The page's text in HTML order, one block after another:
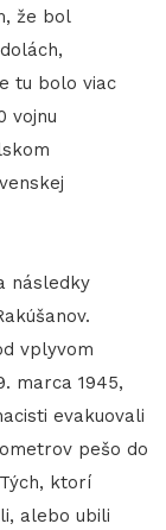
že bol
tu bolo viac
vojnu
následky
vplyvom
marca 1945,
evakuovali
pešo do
ktorí
alebo ubili